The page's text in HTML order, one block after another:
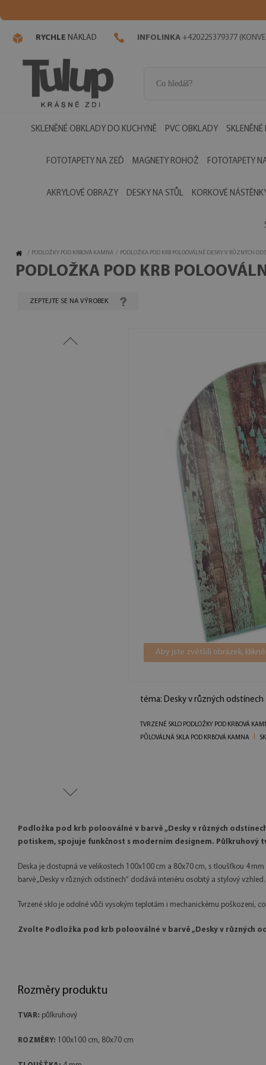
RYCHLE NÁKLAD INFOLINKA +420225379377
SKLENĚNÉ OBKLADY DO KUCHYNĚ PVC OBKLADY SKLENĚNÉ
FOTOTAPETY NA ZEĎ MAGNETY ROHOŽ FOTOTAPETY
AKRYLOVÉ OBRAZY DESKY NA STŮL KORKOVÉ
/ PODLOŽKY POD KRBOVÁ KAMNA / PODLOŽKA POD KRB POLOOVÁLNÉ DESKY V RŮZNÝCH
PODLOŽKA POD KRB
ZEPTEJTE SE NA VÝROBEK
Aby jste zvětšili obrázek,
téma: Desky v různých odstínech
TVRZENÉ SKLO PODLOŽKY POD KRBOVÁ
PŮLOVÁLNÁ SKLA POD KRBOVÁ KAMNA
Podložka pod krb polooválné v barvě „Desky v různých
potiskem, spojuje funkčnost s moderním designem.
Deska je dostupná ve velikostech 100x100 cm a 80x70 cm, s tloušťkou 4
barvě „Desky v různých odstínech“ dodává interiéru osobitý a stylový vzhled.
Tvrzené sklo je odolné vůči vysokým teplotám i mechanickému
Zvolte Podložka pod krb polooválné v barvě „Desky v různých
Rozměry produktu
TVAR: půlkruhový
ROZMĚRY: 100x100 cm, 80x70 cm